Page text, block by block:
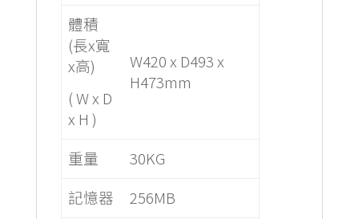
體積
(長x寬
x高)
( W x D
x H )
W420 x D493 x
H473mm
重量
30KG
記憶器
256MB